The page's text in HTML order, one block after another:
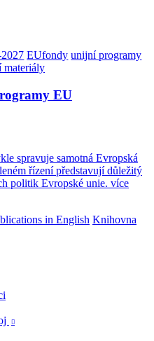
EUfondy unijní programy
materiály
EU
spravuje samotná Evropská
řízení představují důležitý
politik Evropské unie. více
in English Knihovna
